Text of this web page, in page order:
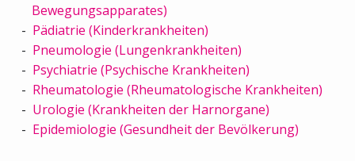
Bewegungsapparates)
Pädiatrie (Kinderkrankheiten)
Pneumologie (Lungenkrankheiten)
Psychiatrie (Psychische Krankheiten)
Rheumatologie (Rheumatologische Krankheiten)
Urologie (Krankheiten der Harnorgane)
Epidemiologie (Gesundheit der Bevölkerung)